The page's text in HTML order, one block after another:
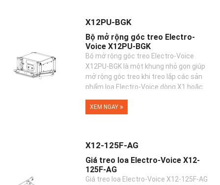
X12PU-BGK
Bộ mở rộng góc treo Electro-
Voice X12PU-BGK
Bộ mở rộng góc treo Electro-Voice
X12PU-BGK là một khung nhỏ gọn giúp
mở rộng góc treo khi treo lắp các sản
phẩm loa Electro-Voice dòng X1 hoặc
XEM NGAY
X12-125F-AG
Giá treo loa Electro-Voice X12-
125F-AG
Giá treo loa Electro-Voice X12-125F-AG